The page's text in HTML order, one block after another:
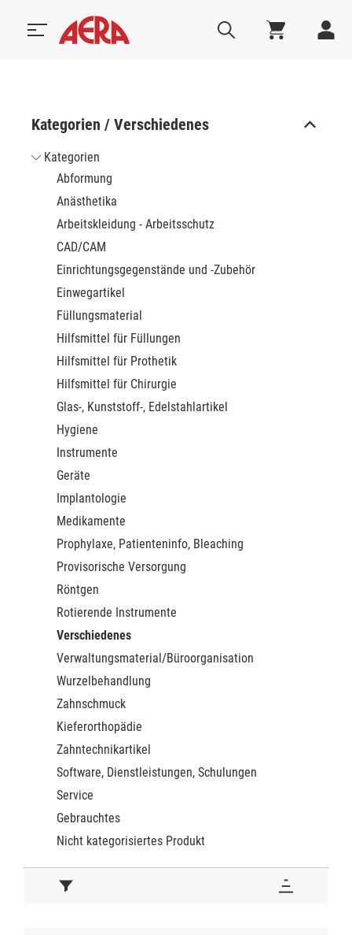
Kategorien / Verschiedenes
Kategorien
Abformung
Anästhetika
Arbeitskleidung - Arbeitsschutz
CAD/CAM
Einrichtungsgegenstände und -Zubehör
Einwegartikel
Füllungsmaterial
Hilfsmittel für Füllungen
Hilfsmittel für Prothetik
Hilfsmittel für Chirurgie
Glas-, Kunststoff-, Edelstahlartikel
Hygiene
Instrumente
Geräte
Implantologie
Medikamente
Prophylaxe, Patienteninfo, Bleaching
Provisorische Versorgung
Röntgen
Rotierende Instrumente
Verschiedenes
Verwaltungsmaterial/Büroorganisation
Wurzelbehandlung
Zahnschmuck
Kieferorthopädie
Zahntechnikartikel
Software, Dienstleistungen, Schulungen
Service
Gebrauchtes
Nicht kategorisiertes Produkt